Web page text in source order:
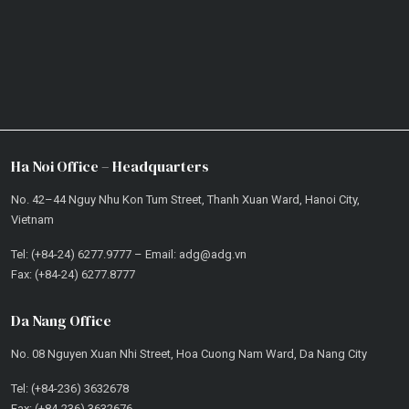
Ha Noi Office – Headquarters
No. 42–44 Nguy Nhu Kon Tum Street, Thanh Xuan Ward, Hanoi City,
Vietnam
Tel: (+84-24) 6277.9777 – Email: adg@adg.vn
Fax: (+84-24) 6277.8777
Da Nang Office
No. 08 Nguyen Xuan Nhi Street, Hoa Cuong Nam Ward, Da Nang City
Tel: (+84-236) 3632678